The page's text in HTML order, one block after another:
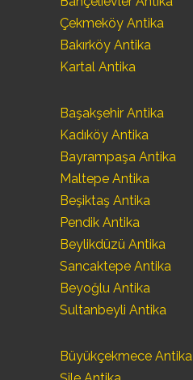
Çekmeköy Antika
Bakırköy Antika
Kartal Antika
Başakşehir Antika
Kadıköy Antika
Bayrampaşa Antika
Maltepe Antika
Beşiktaş Antika
Pendik Antika
Beylikdüzü Antika
Sancaktepe Antika
Beyoğlu Antika
Sultanbeyli Antika
Büyükçekmece Antika